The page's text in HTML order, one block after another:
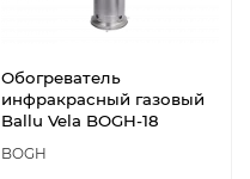
Обогреватель
инфракрасный газовый
Ballu Vela BOGH-18
BOGH